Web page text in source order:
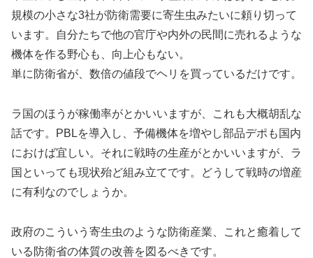
規模の小さな3社が防衛需要に寄生虫みたいに頼り切って
います。自分たちで他の官庁や内外の民間に売れるような
機体を作る野心も、向上心もない。
単に防衛省が、数倍の値段でヘリを買っているだけです。
ラ国のほうが稼働率がとかいいますが、これも大概胡乱な
話です。PBLを導入し、予備機体を増やし部品デポも国内
におけば宜しい。それに戦時の生産がとかいいますが、ラ
国といっても現状殆ど組み立てです。どうして戦時の増産
に有利なのでしょうか。
政府のこういう寄生虫のような防衛産業、これと癒着して
いる防衛省の体質の改善を図るべきです。